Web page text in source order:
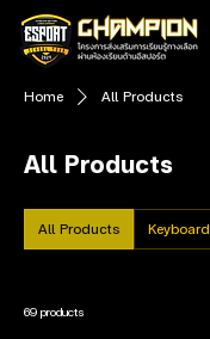
Home All Products
All Products
All Products Keyboard
69 products